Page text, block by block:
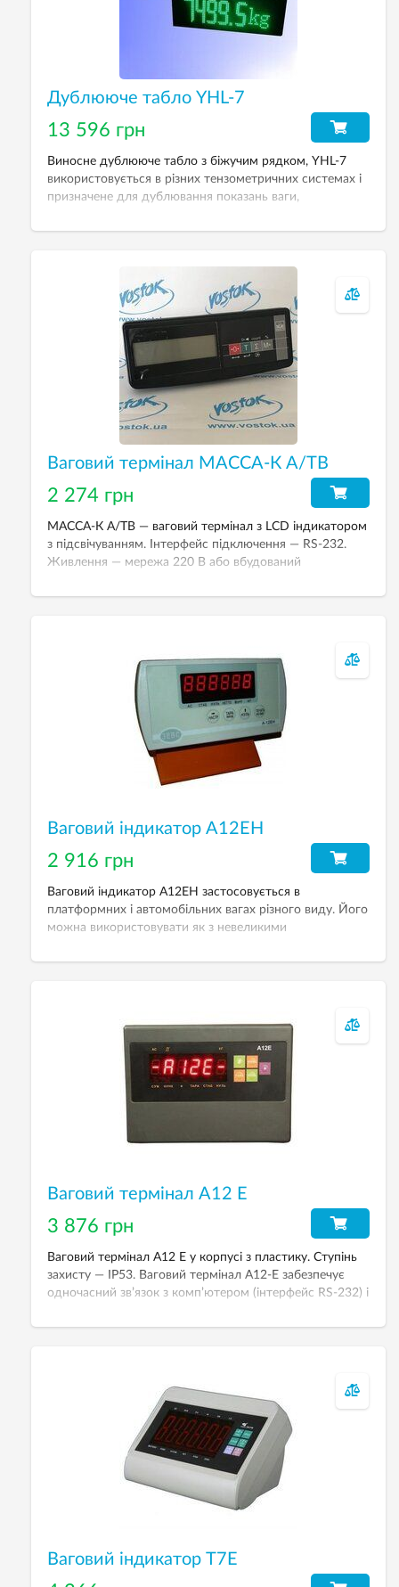
Дублююче табло YHL-7
13 596 грн
Виносне дублююче табло з біжучим рядком, YHL-7
використовується в різних тензометричних системах і
призначене для дублювання показань ваги,
створення оригінальної вивіски і ін. Висота цифр — 160
Ваговий термінал МАССА-К А/ТВ
2 274 грн
МАССА-К А/ТВ — ваговий термінал з LCD індикатором
з підсвічуванням. Інтерфейс підключення — RS-232.
Живлення — мережа 220 В або вбудований
Ваговий індикатор А12EН
2 916 грн
Ваговий індикатор А12EН застосовується в
платформних і автомобільних вагах різного виду. Його
можна використовувати як з невеликими
на 4-х та 8-ми датчиках. Кількість датчиків що
схемах підключення.
Ваговий термінал A12 E
3 876 грн
Ваговий термінал A12 E у корпусі з пластику. Ступінь
захисту — IP53. Ваговий термінал A12-E забезпечує
одночасний зв’язок з комп’ютером (інтерфейс RS-232) і
Ваговий індикатор Т7Е